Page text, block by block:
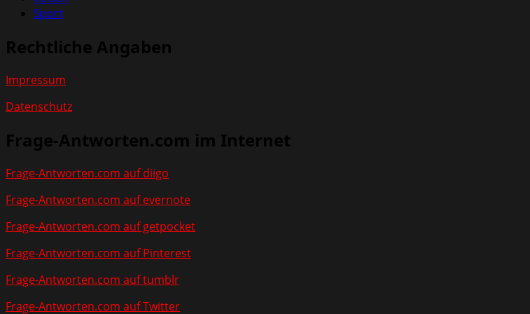
Sport
Rechtliche Angaben
Impressum
Datenschutz
Frage-Antworten.com im Internet
Frage-Antworten.com auf diigo
Frage-Antworten.com auf evernote
Frage-Antworten.com auf getpocket
Frage-Antworten.com auf Pinterest
Frage-Antworten.com auf tumblr
Frage-Antworten.com auf Twitter